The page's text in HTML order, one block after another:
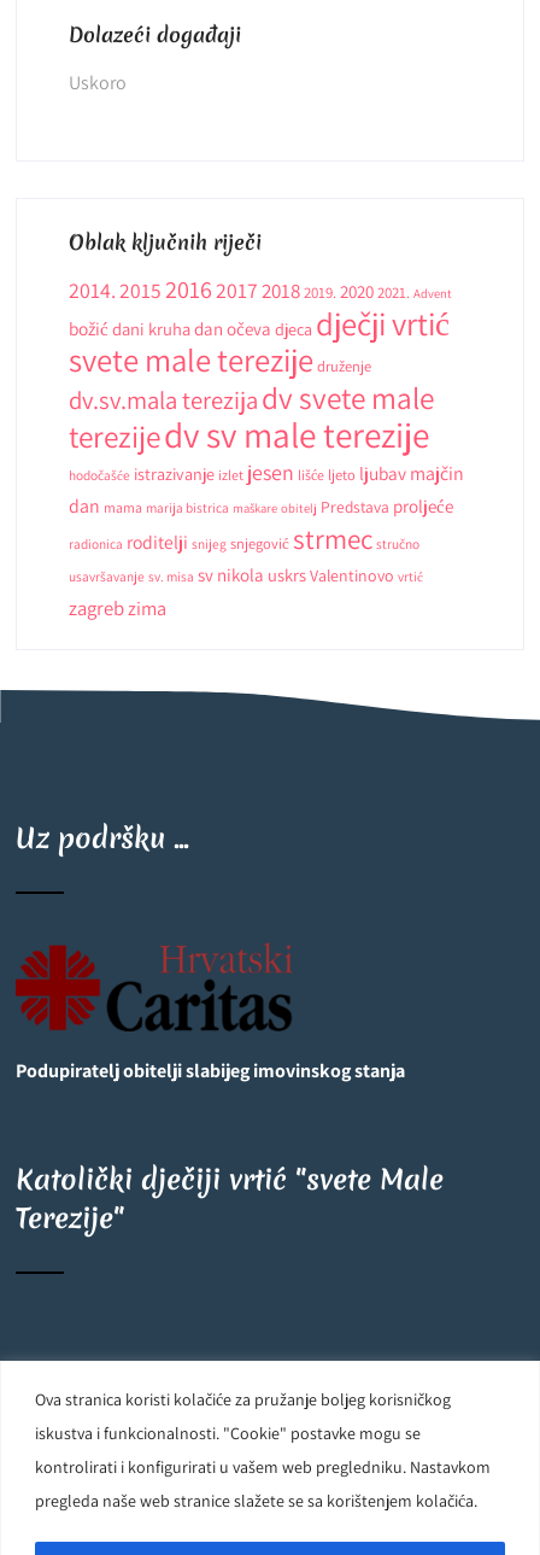
Ova stranica koristi kolačiće za pružanje boljeg korisničkog
iskustva i funkcionalnosti. "Cookie" postavke mogu se
kontrolirati i konfigurirati u vašem web pregledniku. Nastavkom
pregleda naše web stranice slažete se sa korištenjem kolačića.
Dolazeći događaji
Uskoro
Oblak ključnih riječi
2014.2015201620172018 2019. 2020 2021. Advent
božić dani kruhadan očeva djeca dječji vrtić
svete male terezije druženje
dv.sv.mala terezijadv svete male
terezijedv sv male terezije
hodočašće istrazivanje izlet jesen lišće ljeto ljubav majčin
dan mama marija bistrica maškare obitelj Predstava proljeće
radionica roditelji snijeg snjegović strmec stručno
usavršavanje sv. misa sv nikola uskrsValentinovo vrtić
zagrebzima
Uz podršku ...
Podupiratelj obitelji slabijeg imovinskog stanja
Katolički dječiji vrtić "svete Male
Terezije"
Carmelite Sisters DCJ. Made in Kingdom of God. Since 1891. All
rights reserved.